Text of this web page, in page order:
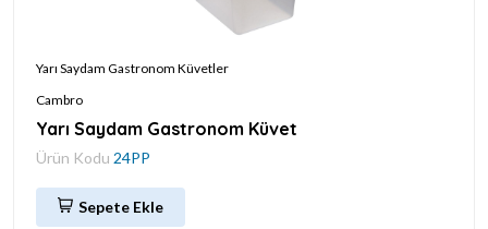
Yarı Saydam Gastronom Küvetler
Cambro
Yarı Saydam Gastronom Küvet
Ürün Kodu 24PP
Sepete Ekle